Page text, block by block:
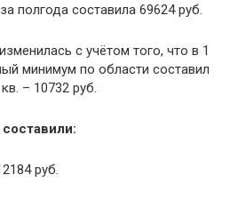
полгода составила 69624 руб.
с учётом того, что в 1
минимум по области составил
– 10732 руб.
руб.